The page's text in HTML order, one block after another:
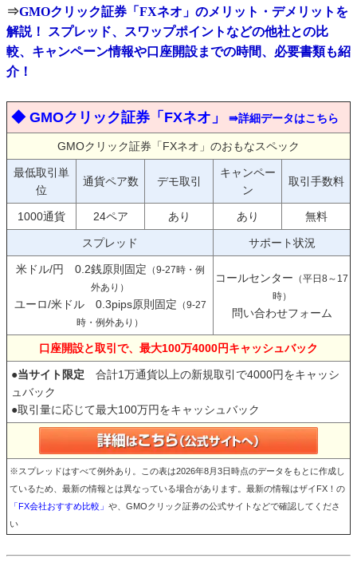
⇒GMOクリック証券「FXネオ」のメリット・デメリットを
解説！ スプレッド、スワップポイントなどの他社との比
較、キャンペーン情報や口座開設までの時間、必要書類も紹
介！
◆ GMOクリック証券「FXネオ」 ⇛詳細データはこちら
GMOクリック証券「FXネオ」のおもなスペック
最低取引単
位
通貨ペア数 デモ取引
キャンペー
ン
取引手数料
1000通貨 24ペア あり あり 無料
スプレッド サポート状況
米ドル/円 0.2銭原則固定 （9-27時・例
外あり）
ユーロ/米ドル 0.3pips原則固定 （9-27
時・例外あり）
コールセンター （平日8～17
時）
問い合わせフォーム
口座開設と取引で、最大100万4000円キャッシュバック
●当サイト限定 合計1万通貨以上の新規取引で4000円をキャッシ
ュバック
●取引量に応じて最大100万円をキャッシュバック
※スプレッドはすべて例外あり。この表は2026年8月3日時点のデータをもとに作成し
ているため、最新の情報とは異なっている場合があります。最新の情報はザイFX！の
「FX会社おすすめ比較」 や、GMOクリック証券の公式サイトなどで確認してくださ
い